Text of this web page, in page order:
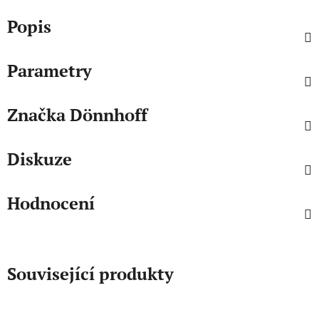
Popis
Parametry
ZnačkaDönnhoff
Diskuze
Hodnocení
Související produkty